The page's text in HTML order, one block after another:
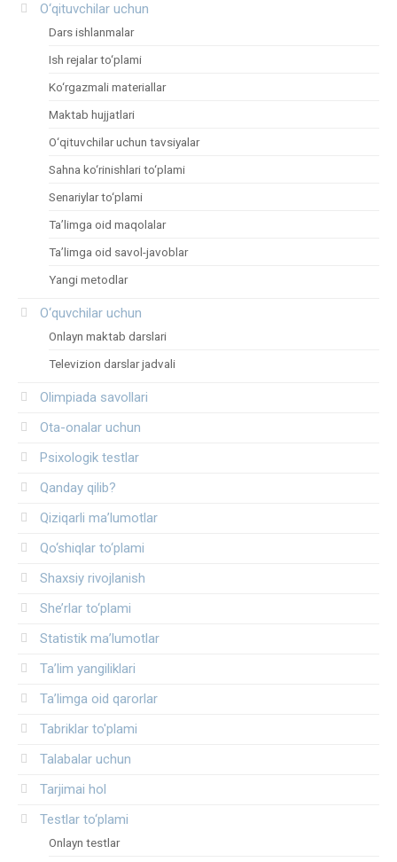
O‘qituvchilar uchun
Dars ishlanmalar
Ish rejalar to‘plami
Ko‘rgazmali materiallar
Maktab hujjatlari
O‘qituvchilar uchun tavsiyalar
Sahna ko‘rinishlari to‘plami
Senariylar to‘plami
Ta’limga oid maqolalar
Ta’limga oid savol-javoblar
Yangi metodlar
O‘quvchilar uchun
Onlayn maktab darslari
Televizion darslar jadvali
Olimpiada savollari
Ota-onalar uchun
Psixologik testlar
Qanday qilib?
Qiziqarli ma’lumotlar
Qo‘shiqlar to‘plami
Shaxsiy rivojlanish
She’rlar to‘plami
Statistik ma’lumotlar
Ta’lim yangiliklari
Ta’limga oid qarorlar
Tabriklar to'plami
Talabalar uchun
Tarjimai hol
Testlar to‘plami
Onlayn testlar